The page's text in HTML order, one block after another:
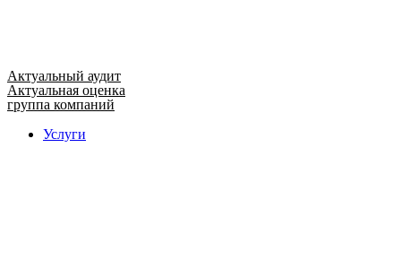
Актуальный аудит
Актуальная оценка
группа компаний
Услуги